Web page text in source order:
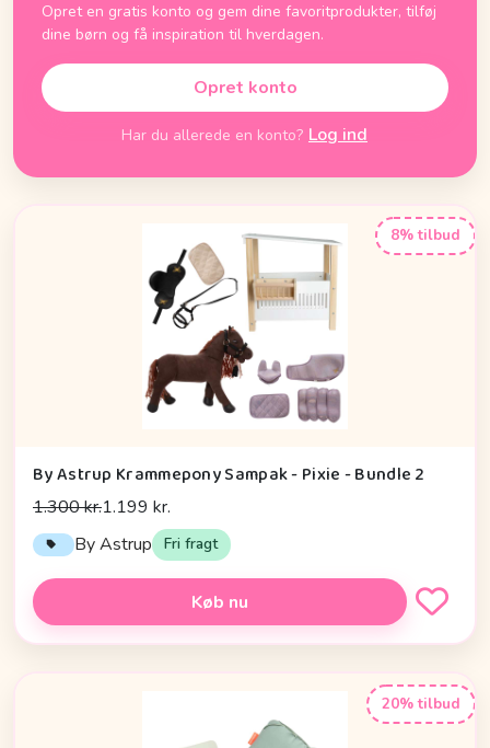
Opret en gratis konto og gem dine favoritprodukter, tilføj
dine børn og få inspiration til hverdagen.
Opret konto
Har du allerede en konto? Log ind
8% tilbud
By Astrup Krammepony Sampak - Pixie - Bundle 2
1.300 kr.1.199 kr.
By Astrup Fri fragt
Køb nu
20% tilbud